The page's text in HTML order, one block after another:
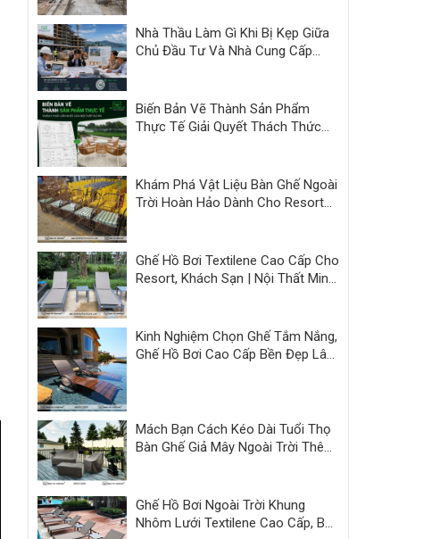
Nhà Thầu Làm Gì Khi Bị Kẹp Giữa
Chủ Đầu Tư Và Nhà Cung Cấp
Biến Bản Vẽ Thành Sản Phẩm
Thực Tế Giải Quyết Thách Thức
Khám Phá Vật Liệu Bàn Ghế Ngoài
Trời Hoàn Hảo Dành Cho Resort
Ghế Hồ Bơi Textilene Cao Cấp Cho
Resort, Khách Sạn | Nội Thất Minh
Kinh Nghiệm Chọn Ghế Tắm Nắng,
Ghế Hồ Bơi Cao Cấp Bền Đẹp Lâu
Mách Bạn Cách Kéo Dài Tuổi Thọ
Bàn Ghế Giả Mây Ngoài Trời Thêm
Ghế Hồ Bơi Ngoài Trời Khung
Nhôm Lưới Textilene Cao Cấp, Bền